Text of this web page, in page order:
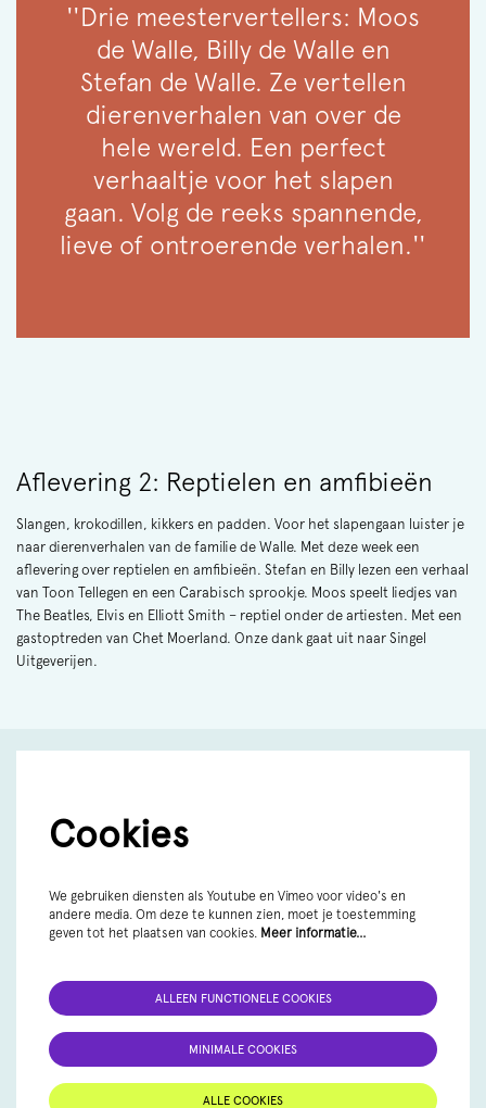
''Drie meestervertellers: Moos
de Walle, Billy de Walle en
Stefan de Walle. Ze vertellen
dierenverhalen van over de
hele wereld. Een perfect
verhaaltje voor het slapen
gaan. Volg de reeks spannende,
lieve of ontroerende verhalen.''
Aflevering 2: Reptielen en amfibieën
Slangen, krokodillen, kikkers en padden. Voor het slapengaan luister je
naar dierenverhalen van de familie de Walle. Met deze week een
aflevering over reptielen en amfibieën. Stefan en Billy lezen een verhaal
van Toon Tellegen en een Carabisch sprookje. Moos speelt liedjes van
The Beatles, Elvis en Elliott Smith – reptiel onder de artiesten. Met een
gastoptreden van Chet Moerland. Onze dank gaat uit naar Singel
Uitgeverijen.
Cookies
We gebruiken diensten als Youtube en Vimeo voor video's en
andere media. Om deze te kunnen zien, moet je toestemming
geven tot het plaatsen van cookies. Meer informatie…
ALLEEN FUNCTIONELE COOKIES
MINIMALE COOKIES
ALLE COOKIES